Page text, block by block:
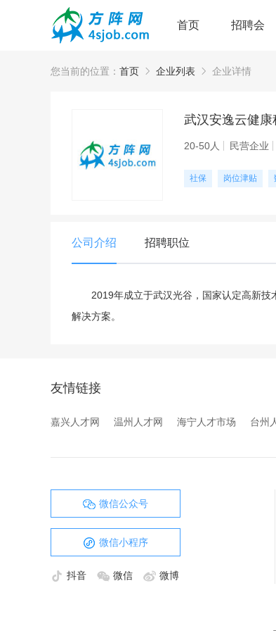
首页 招聘会
您当前的位置： 首页 企业列表 企业详情
武汉安逸云健康
20-50人 民营企业
社保 岗位津贴
公司介绍 招聘职位
2019年成⽴于武汉光⾕，国家认定⾼新
解决⽅案。
友情链接
嘉兴人才网 温州人才网 海宁人才市场 台州
微信公众号
微信小程序
抖音 微信 微博